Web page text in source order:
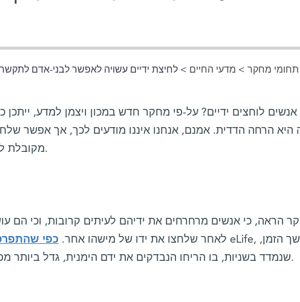
תחומי מחקר> מדעי החיים > לחיצת ידיים עשויה לאפשר לבני-אדם
אנשים לוחצים ידיים? על-פי מחקר חדש במכון ויצמן למדע,
זה היא הרחה הדדית. אמנם, אנחנו איננו מודעים לכך, אך אפשר
מקובלת לתקשר באמצעות חוש הריח.
הראה, כי אנשים מרחרחים את ידיהם לעיתים קרובות, וכי הם
לאחר שלחצו את ידו של מישהו אחר. כפי
שנמדד בשניות, בו הריחו הנבדקים את ידם הימנית, גדל ביותר מפי שניים לאחר שלחצו ידיים.